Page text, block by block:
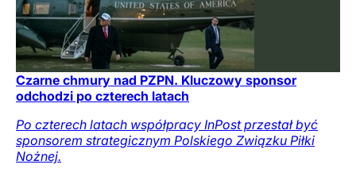
Czarne chmury nad PZPN. Kluczowy sponsor
odchodzi po czterech latach
Po czterech latach współpracy InPost przestał być
sponsorem strategicznym Polskiego Związku Piłki
Nożnej.